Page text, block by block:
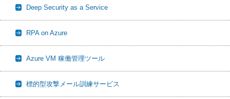
Deep Security as a Service
RPA on Azure
Azure VM 稼働管理ツール
標的型攻撃メール訓練サービス